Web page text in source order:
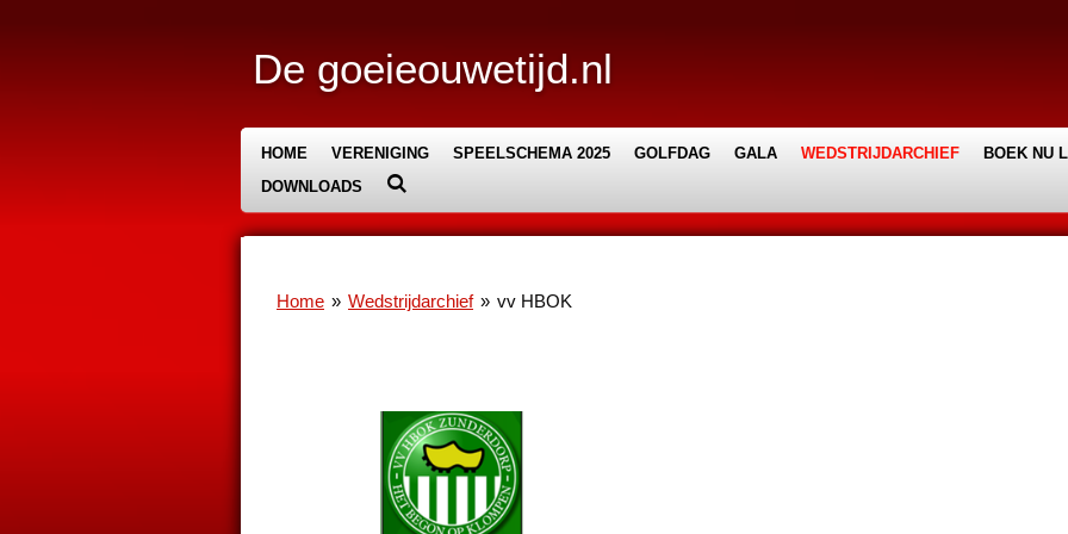
De goeieouwetijd.nl
HOME VERENIGING SPEELSCHEMA 2025 GOLFDAG GALA WEDSTRIJDARCHIEF
BOEK NU
DOWNLOADS
Home » Wedstrijdarchief » vv HBOK